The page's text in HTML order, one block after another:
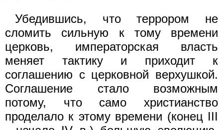
Убедившись, что террором не
сломить сильную к тому времени
церковь, императорская власть
меняет тактику и приходит к
соглашению с церковной верхушкой.
Соглашение стало возможным
потому, что само христианство
проделало к этому времени (конец III